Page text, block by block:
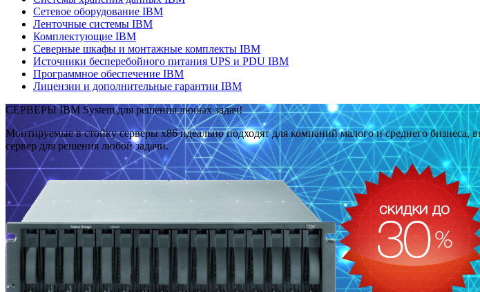
Сетевое оборудование IBM
Ленточные системы IBM
Комплектующие IBM
Северные шкафы и монтажные комплекты IBM
Источники бесперебойного питания UPS и PDU IBM
Программное обеспечение IBM
Лицензии и дополнительные гарантии IBM
СЕРВЕРЫ IBM System для решения любых задач!
Монтируемые в стойку серверы x86 идеально подходят для компаний малого и среднего
сервер для решения любой задачи.